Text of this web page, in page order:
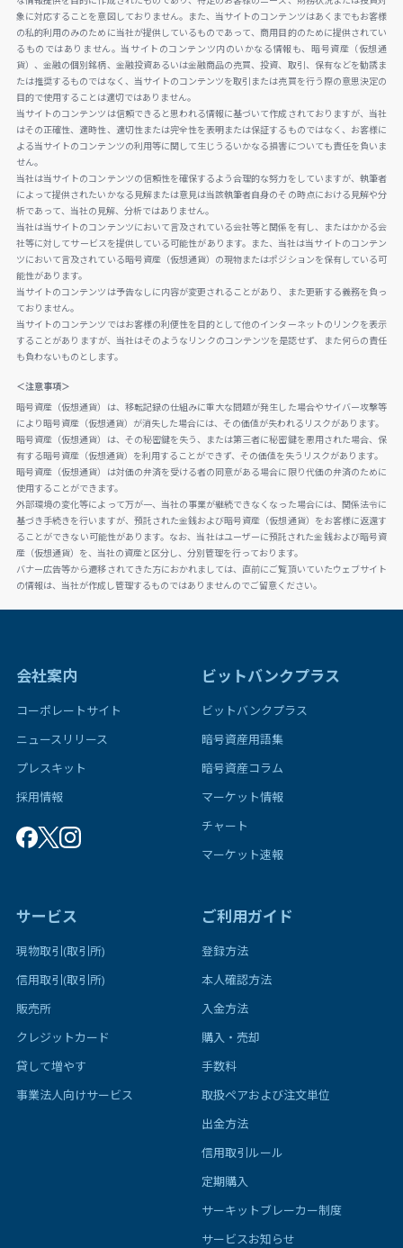
象に対応することを意図しておりません。また、当サイトのコンテンツはあくまでもお客様
の私的利用のみのために当社が提供しているものであって、商用目的のために提供されてい
るものではありません。当サイトのコンテンツ内のいかなる情報も、暗号資産（仮想通
貨）、金融の個別銘柄、金融投資あるいは金融商品の売買、投資、取引、保有などを勧誘ま
たは推奨するものではなく、当サイトのコンテンツを取引または売買を行う際の意思決定の
目的で使用することは適切ではありません。
当サイトのコンテンツは信頼できると思われる情報に基づいて作成されておりますが、当社
はその正確性、適時性、適切性または完全性を表明または保証するものではなく、お客様に
よる当サイトのコンテンツの利用等に関して生じうるいかなる損害についても責任を負いま
せん。
当社は当サイトのコンテンツの信頼性を確保するよう合理的な努力をしていますが、執筆者
によって提供されたいかなる見解または意見は当該執筆者自身のその時点における見解や分
析であって、当社の見解、分析ではありません。
当社は当サイトのコンテンツにおいて言及されている会社等と関係を有し、またはかかる会
社等に対してサービスを提供している可能性があります。また、当社は当サイトのコンテン
ツにおいて言及されている暗号資産（仮想通貨）の現物またはポジションを保有している可
能性があります。
当サイトのコンテンツは予告なしに内容が変更されることがあり、また更新する義務を負っ
ておりません。
当サイトのコンテンツではお客様の利便性を目的として他のインターネットのリンクを表示
することがありますが、当社はそのようなリンクのコンテンツを是認せず、また何らの責任
も負わないものとします。
＜注意事項＞
暗号資産（仮想通貨）は、移転記録の仕組みに重大な問題が発生した場合やサイバー攻撃等
により暗号資産（仮想通貨）が消失した場合には、その価値が失われるリスクがあります。
暗号資産（仮想通貨）は、その秘密鍵を失う、または第三者に秘密鍵を悪用された場合、保
有する暗号資産（仮想通貨）を利用することができず、その価値を失うリスクがあります。
暗号資産（仮想通貨）は対価の弁済を受ける者の同意がある場合に限り代価の弁済のために
使用することができます。
外部環境の変化等によって万が一、当社の事業が継続できなくなった場合には、関係法令に
基づき手続きを行いますが、預託された金銭および暗号資産（仮想通貨）をお客様に返還す
ることができない可能性があります。なお、当社はユーザーに預託された金銭および暗号資
産（仮想通貨）を、当社の資産と区分し、分別管理を行っております。
バナー広告等から遷移されてきた方におかれましては、直前にご覧頂いていたウェブサイト
の情報は、当社が作成し管理するものではありませんのでご留意ください。
会社案内
コーポレートサイト
ニュースリリース
プレスキット
採用情報
ビットバンクプラス
ビットバンクプラス
暗号資産用語集
暗号資産コラム
マーケット情報
チャート
マーケット速報
サービス
現物取引(取引所)
信用取引(取引所)
販売所
クレジットカード
貸して増やす
事業法人向けサービス
ご利用ガイド
登録方法
本人確認方法
入金方法
購入・売却
手数料
取扱ペアおよび注文単位
出金方法
信用取引ルール
定期購入
サーキットブレーカー制度
サービスお知らせ